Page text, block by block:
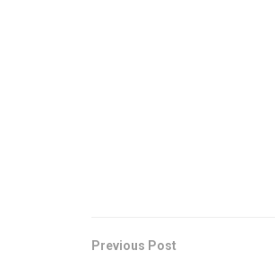
Previous Post